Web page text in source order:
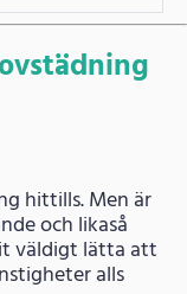
hittills. Men är
och likaså
väldigt lätta att
alls